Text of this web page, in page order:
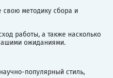
свою методику сбора и
работы, а также насколько
ожиданиями.
популярный стиль,